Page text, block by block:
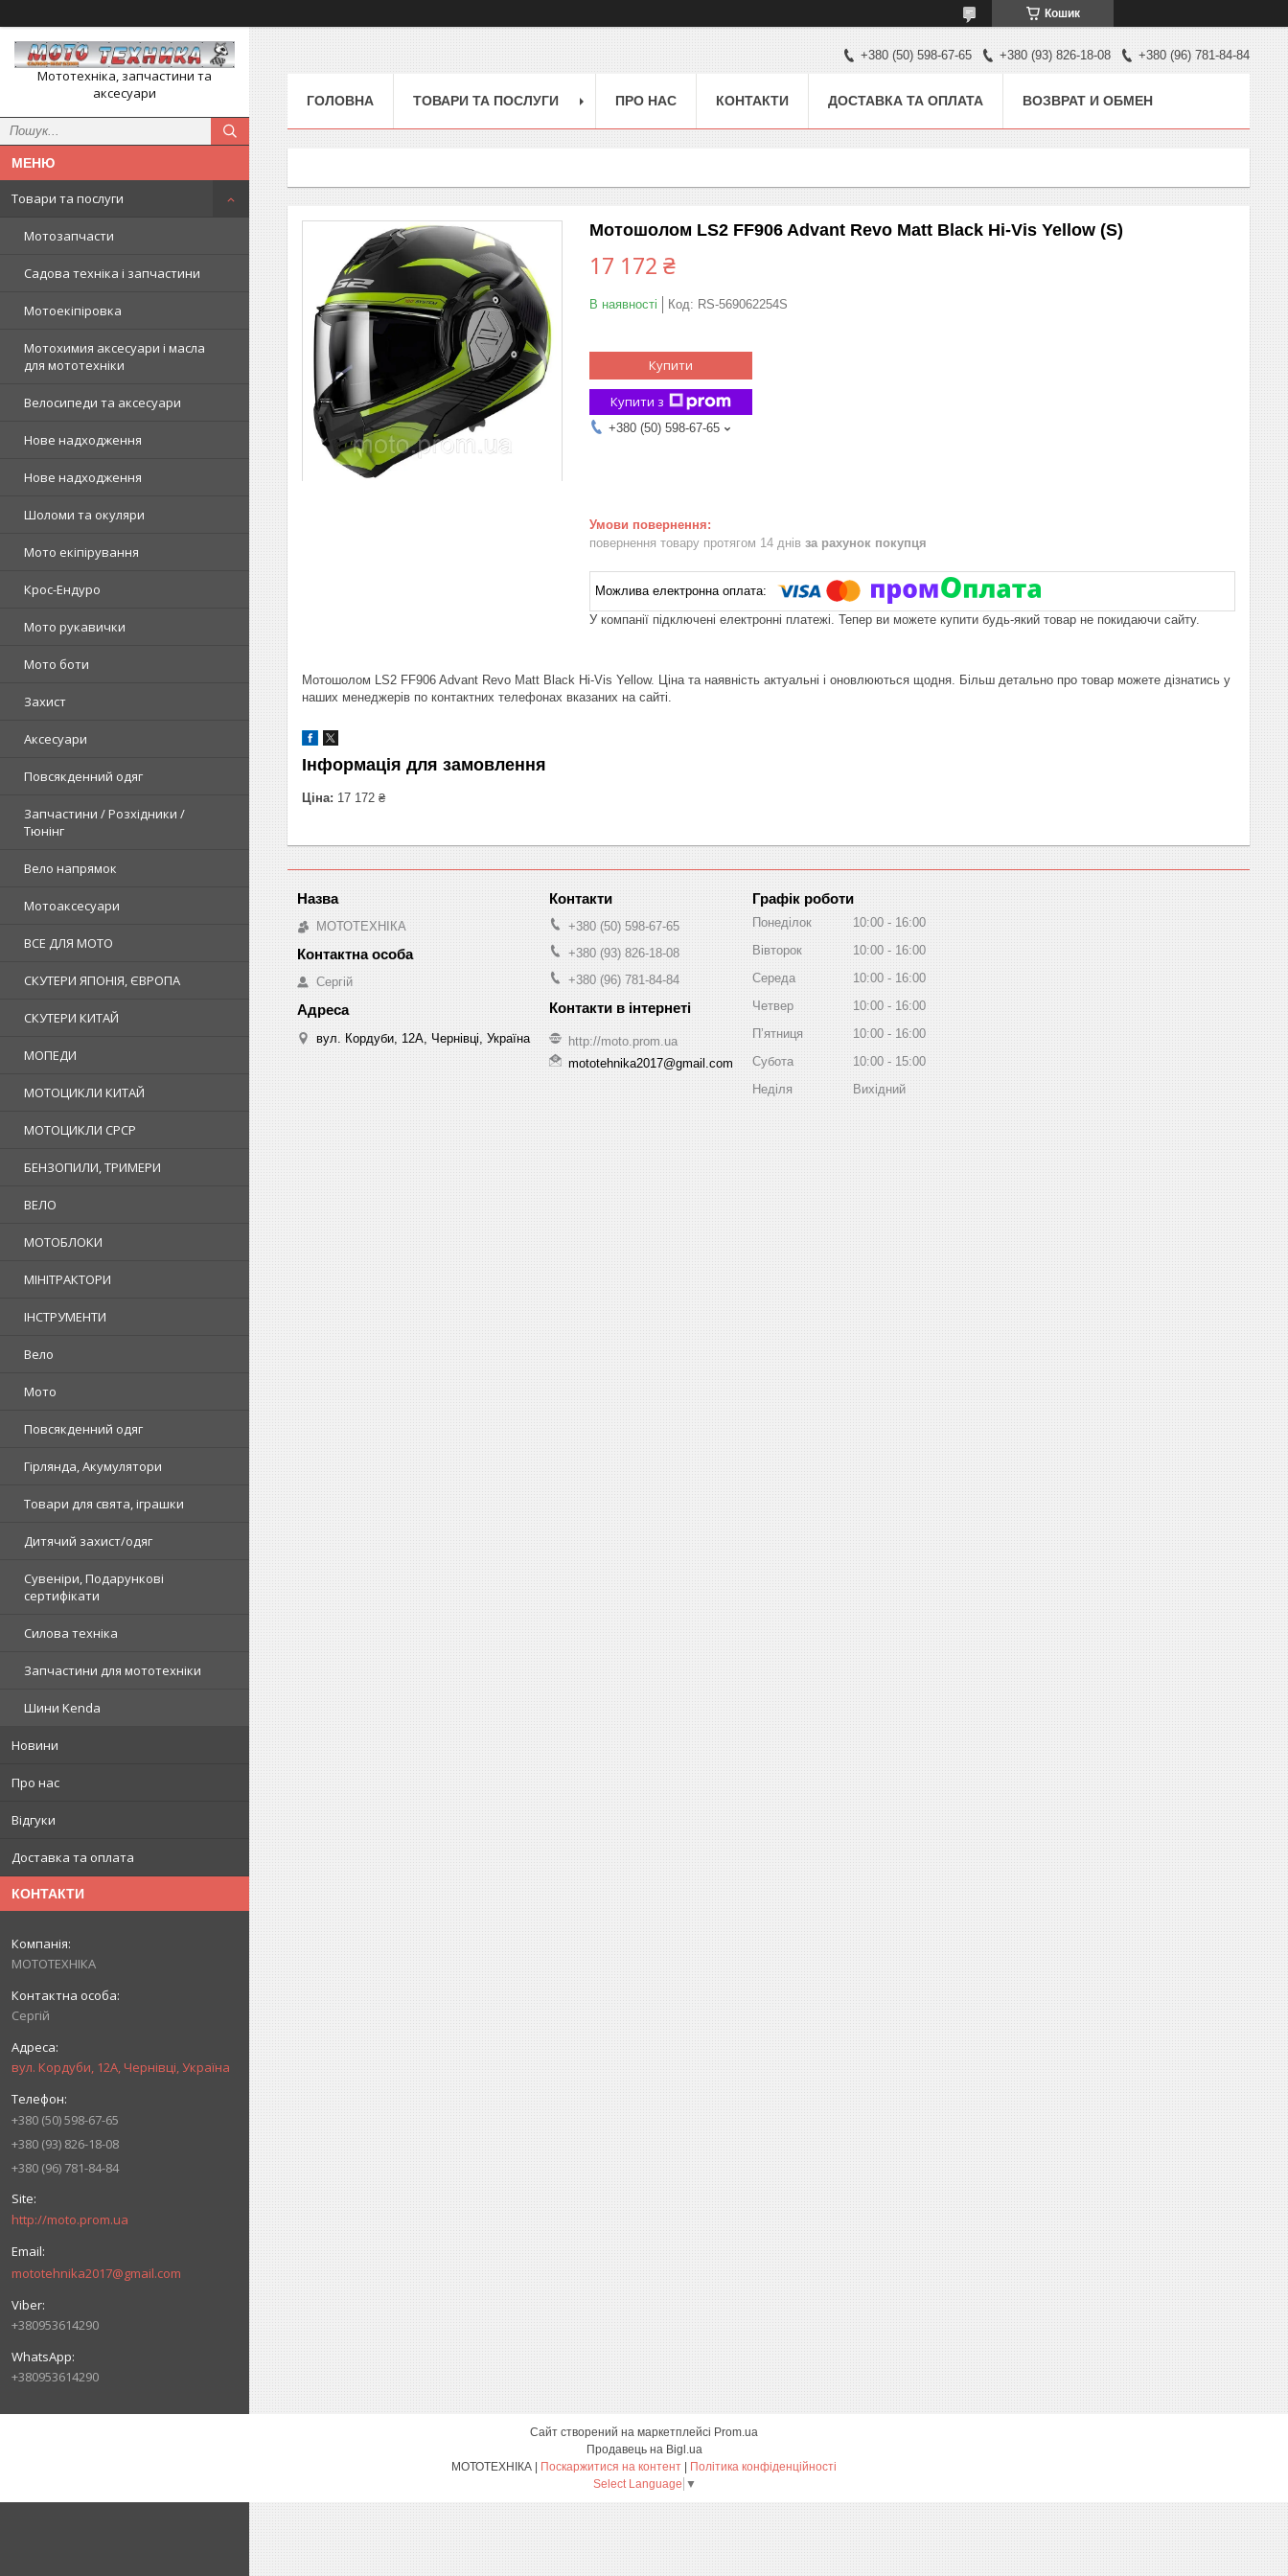
Кошик
Мототехніка, запчастини та
аксесуари
Товари та послуги
Мотозапчасти
Садова техніка і запчастини
Мотоекіпіровка
Мотохимия аксесуари і масла
для мототехніки
Велосипеди та аксесуари
Нове надходження
Нове надходження
Шоломи та окуляри
Мото екіпірування
Крос-Ендуро
Мото рукавички
Мото боти
Захист
Аксесуари
Повсякденний одяг
Запчастини / Розхідники /
Тюнінг
Вело напрямок
Мотоаксесуари
ВСЕ ДЛЯ МОТО
СКУТЕРИ ЯПОНІЯ, ЄВРОПА
СКУТЕРИ КИТАЙ
МОПЕДИ
МОТОЦИКЛИ КИТАЙ
МОТОЦИКЛИ СРСР
БЕНЗОПИЛИ, ТРИМЕРИ
ВЕЛО
МОТОБЛОКИ
МІНІТРАКТОРИ
ІНСТРУМЕНТИ
Вело
Мото
Повсякденний одяг
Гірлянда, Акумулятори
Товари для свята, іграшки
Дитячий захист/одяг
Сувеніри, Подарункові
сертифікати
Силова техніка
Запчастини для мототехніки
Шини Kenda
Новини
Про нас
Відгуки
Доставка та оплата
КОНТАКТИ
МОТОТЕХНІКА
Сергій
вул. Кордуби, 12А, Чернівці, Україна
+380 (50) 598-67-65
+380 (93) 826-18-08
+380 (96) 781-84-84
http://moto.prom.ua
mototehnika2017@gmail.com
+380953614290
+380953614290
+380 (50) 598-67-65 +380 (93) 826-18-08 +380 (96) 781-84-84
ГОЛОВНА ТОВАРИ ТА ПОСЛУГИ ПРО НАС КОНТАКТИ ДОСТАВКА ТА ОПЛАТА ВОЗВРАТ И ОБМЕН
Мотошолом LS2 FF906 Advant Revo Matt Black Hi-Vis Yellow (S)
17 172 ₴
В наявності Код: RS-569062254S
Купити
Купити з
+380 (50) 598-67-65
повернення товару протягом 14 днів за рахунок покупця
У компанії підключені електронні платежі. Тепер ви можете купити будь-який товар не покидаючи сайту.
Мотошолом LS2 FF906 Advant Revo Matt Black Hi-Vis Yellow. Ціна та наявність актуальні і оновлюються щодня. Більш детально про товар можете дізнатись у
наших менеджерів по контактних телефонах вказаних на сайті.
Інформація для замовлення
Ціна: 17 172 ₴
МОТОТЕХНІКА
Сергій
вул. Кордуби, 12А, Чернівці, Україна
+380 (50) 598-67-65
+380 (93) 826-18-08
+380 (96) 781-84-84
http://moto.prom.ua
mototehnika2017@gmail.com
Графік роботи
Понеділок 10:00
16:00
Вівторок
10:00
16:00
Середа
10:00
16:00
Четвер
10:00
16:00
Пʼятниця
10:00
16:00
Субота
10:00
15:00
Неділя
Вихідний
Сайт створений на маркетплейсі Prom.ua
Продавець на Bigl.ua
МОТОТЕХНІКА | Поскаржитися на контент | Політика конфіденційності
Select Language ▼